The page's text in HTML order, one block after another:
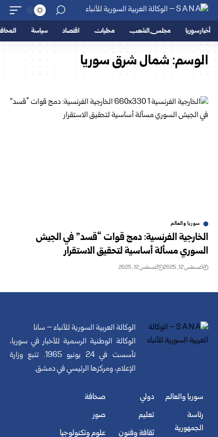
أخبار سوريا مجلس الشعب محليات اقتصاد سياسة
الوسم:شمال شرق سوريا
سوريا والعالم
الخارجية الفرنسية: دمج قوات “قسد” في الجيش
السوري مسألة أساسية لتحقيق الاستقرار
أغسطس 12, 2025 أغسطس 12, 2025
الوكالة العربية السورية للأنباء – سانا
الوكالة الوطنية الرسمية للأخبار في سوريا،
تأسست في 24 يونيو 1965. تتبع وزارة
الإعلام، ومركزها الرئيسي في دمشق.
سوريا والعالم
رئاسة
الجمهورية
دولي
تعليم
ثقافة وفنون
صحافة
صور
علوم وتكنولوجيا